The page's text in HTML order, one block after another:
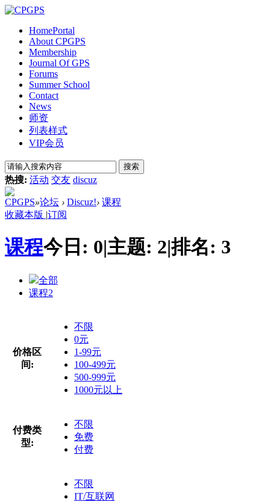
HomePortal
About CPGPS
Membership
Journal Of GPS
Forums
Summer School
Contact
News
师资
列表样式
VIP会员
搜索
热搜: 活动 交友 discuz
CPGPS»论坛 › Discuz!› 课程
收藏本版 |订阅
课程今日: 0|主题: 2|排名: 3
全部
课程2
价格区
间:
不限
0元
1-99元
100-499元
500-999元
1000元以上
付费类
型:
不限
免费
付费
不限
IT/互联网